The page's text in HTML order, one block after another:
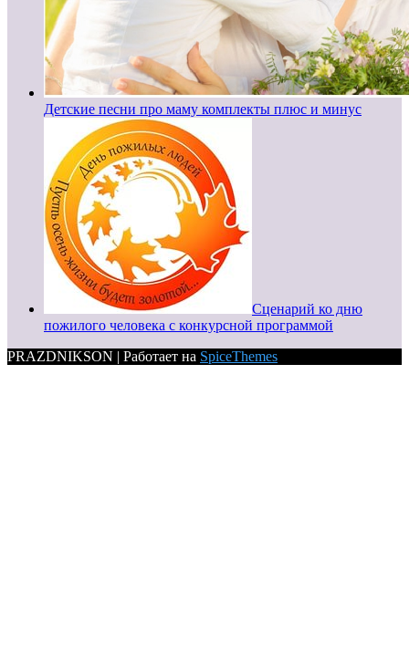
Детские песни про маму комплекты плюс и минус
Сценарий ко дню
пожилого человека с конкурсной программой
PRAZDNIKSON | Работает на SpiceThemes